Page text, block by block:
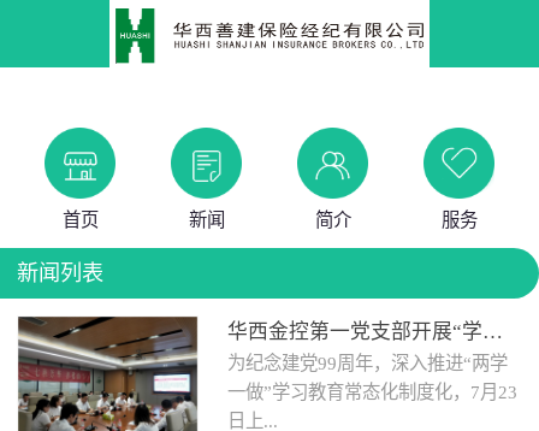
首页 新闻 简介 服务
新闻列表
华西金控第一党支部开展“学党史 知党情 做合格党员”主题教育工作会
为纪念建党99周年，深入推进“两学
一做”学习教育常态化制度化，7月23
日上...